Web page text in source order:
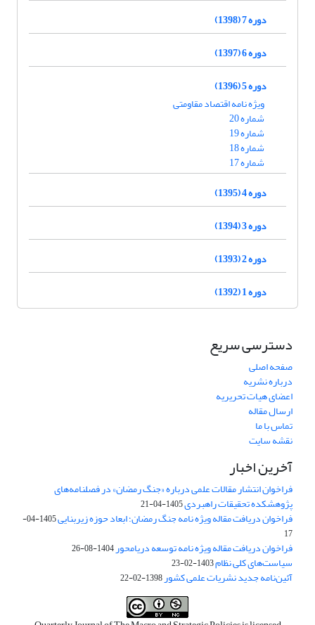
دوره 7 (1398)
دوره 6 (1397)
دوره 5 (1396)
ویژه نامه اقتصاد مقاومتی
شماره 20
شماره 19
شماره 18
شماره 17
دوره 4 (1395)
دوره 3 (1394)
دوره 2 (1393)
دوره 1 (1392)
دسترسی سریع
صفحه اصلی
درباره نشریه
اعضای هیات تحریریه
ارسال مقاله
تماس با ما
نقشه سایت
آخرین اخبار
فراخوان انتشار مقالات علمی درباره «جنگ رمضان» در فصلنامه‌های
پژوهشکده تحقیقات راهبردی1405-04-21
فراخوان دریافت مقاله ویژه نامه جنگ رمضان؛ ابعاد حوزه زیربنایی
1405-04-
17
فراخوان دریافت مقاله ویژه نامه توسعه دریامحور1404-08-26
سیاست‌های کلی نظام1403-02-23
آئین‌نامه جدید نشریات علمی کشور1398-02-22